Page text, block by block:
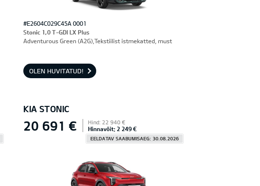
#E2604C029C45A 0001
Stonic 1,0 T-GDI LX Plus
Adventurous Green (A2G),Tekstiilist istmekatted, must
OLEN HUVITATUD!
KIA STONIC
20 691 € Hind: 22 940 €
Hinnavõit: 2 249 €
EELDATAV SAABUMISAEG: 30.08.2026